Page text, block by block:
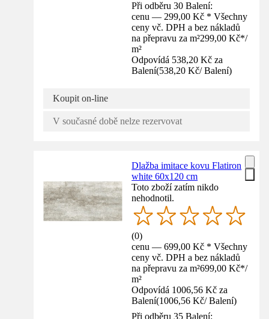
Při odběru 30 Balení:
cenu — 299,00 Kč * Všechny
ceny vč. DPH a bez nákladů
na přepravu za m²299,00 Kč*/
m²
Odpovídá 538,20 Kč za
Balení(538,20 Kč/ Balení)
Koupit on-line
V současné době nelze rezervovat
Dlažba imitace kovu Flatiron
white 60x120 cm
Toto zboží zatím nikdo
nehodnotil.
(0)
cenu — 699,00 Kč * Všechny
ceny vč. DPH a bez nákladů
na přepravu za m²699,00 Kč*/
m²
Odpovídá 1006,56 Kč za
Balení(1006,56 Kč/ Balení)
Při odběru 35 Balení: